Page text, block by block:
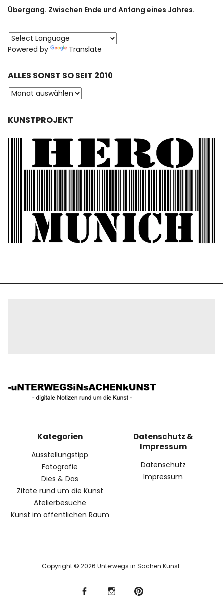
Übergang. Zwischen Ende und Anfang eines Jahres.
Powered by Translate
ALLES SONST SO SEIT 2010
KUNSTPROJEKT
Kategorien
Ausstellungstipp
Fotografie
Dies & Das
Zitate rund um die Kunst
Atelierbesuche
Kunst im öffentlichen Raum
Datenschutz &
Impressum
Datenschutz
Impressum
Copyright © 2026 Unterwegs in Sachen Kunst